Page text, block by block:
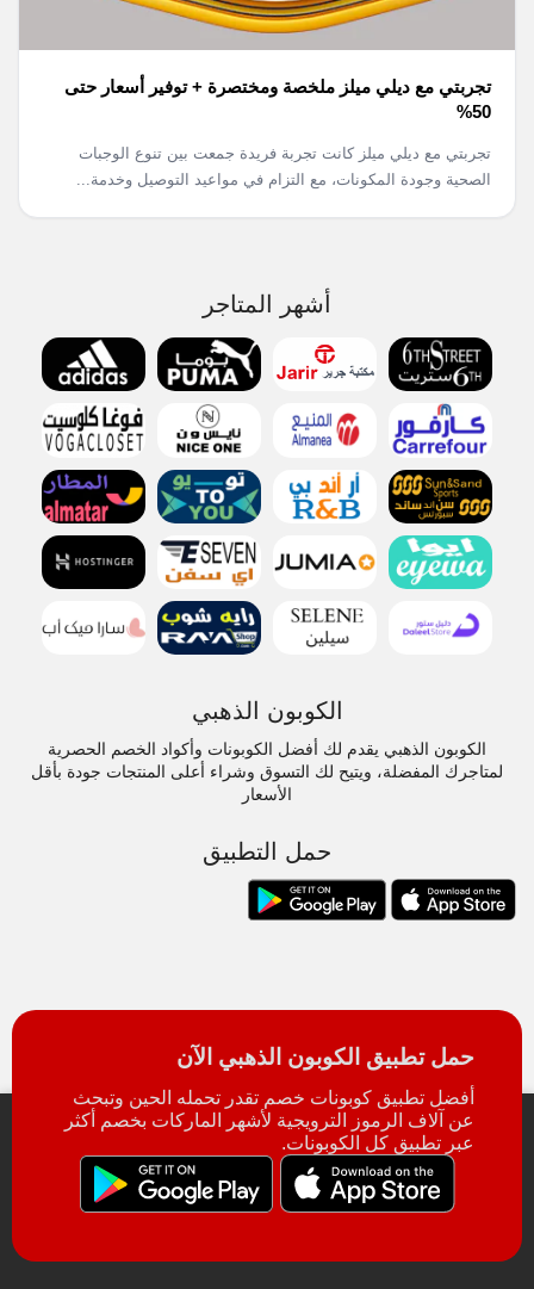
تجربتي مع ديلي ميلز ملخصة ومختصرة + توفير أسعار حتى
50%
تجربتي مع ديلي ميلز كانت تجربة فريدة جمعت بين تنوع الوجبات
الصحية وجودة المكونات، مع التزام في مواعيد التوصيل وخدمة...
أشهر المتاجر
الكوبون الذهبي
الكوبون الذهبي يقدم لك أفضل الكوبونات وأكواد الخصم الحصرية
لمتاجرك المفضلة، ويتيح لك التسوق وشراء أعلى المنتجات جودة بأقل
الأسعار
حمل التطبيق
حمل تطبيق الكوبون الذهبي الآن
أفضل تطبيق كوبونات خصم تقدر تحمله الحين وتبحث
عن آلاف الرموز الترويجية لأشهر الماركات بخصم أكثر
عبر تطبيق كل الكوبونات.